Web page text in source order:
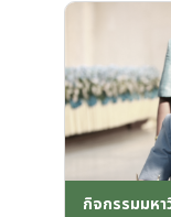
กิจกรรมมหา